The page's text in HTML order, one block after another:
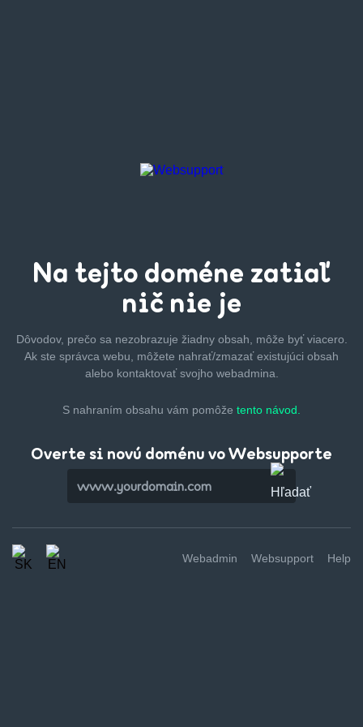
Na tejto doméne zatiaľ
nič nie je
Dôvodov, prečo sa nezobrazuje žiadny obsah, môže byťviacero.
Ak ste správca webu, môžete nahrať/zmazaťexistujúci obsah
alebo kontaktovať svojho webadmina.
S nahraním obsahu vám pomôže tento návod.
Overte si novú doménu vo Websupporte
Webadmin Websupport Help